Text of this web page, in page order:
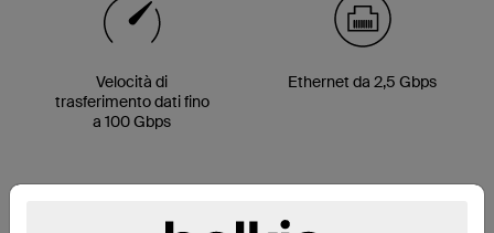
Velocità di
trasferimento dati fino
a 100 Gbps
Ethernet da 2,5 Gbps